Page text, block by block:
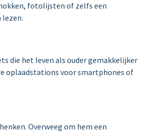
fotolijsten of zelfs een
lezen.
die het leven als ouder gemakkelijker
oplaadstations voor smartphones of
Overweeg om hem een